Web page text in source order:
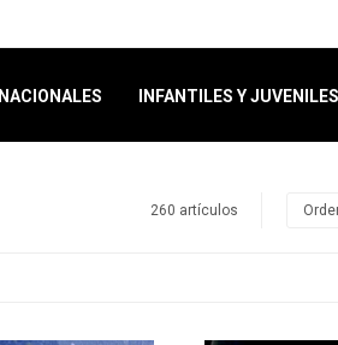
NACIONALES INFANTILES Y JUVENILES
260 artículos